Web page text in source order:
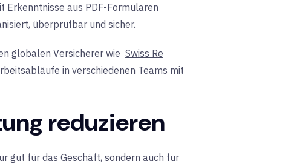
Erkenntnisse aus PDF-Formularen
überprüfbar und sicher.
globalen Versicherer wie Swiss Re
in verschiedenen Teams mit
reduzieren
gut für das Geschäft, sondern auch für